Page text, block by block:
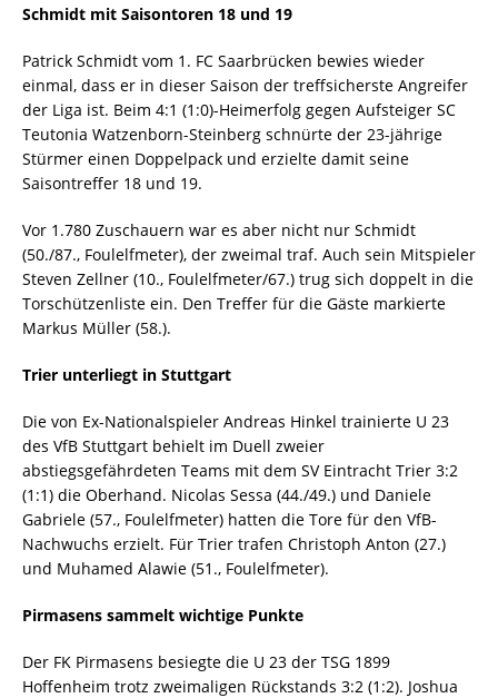
Schmidt mit Saisontoren 18 und 19
Patrick Schmidt vom 1. FC Saarbrücken bewies wieder
einmal, dass er in dieser Saison der treffsicherste Angreifer
der Liga ist. Beim 4:1 (1:0)-Heimerfolg gegen Aufsteiger SC
Teutonia Watzenborn-Steinberg schnürte der 23-jährige
Stürmer einen Doppelpack und erzielte damit seine
Saisontreffer 18 und 19.
Vor 1.780 Zuschauern war es aber nicht nur Schmidt
(50./87., Foulelfmeter), der zweimal traf. Auch sein Mitspieler
Steven Zellner (10., Foulelfmeter/67.) trug sich doppelt in die
Torschützenliste ein. Den Treffer für die Gäste markierte
Markus Müller (58.).
Trier unterliegt in Stuttgart
Die von Ex-Nationalspieler Andreas Hinkel trainierte U 23
des VfB Stuttgart behielt im Duell zweier
abstiegsgefährdeten Teams mit dem SV Eintracht Trier 3:2
(1:1) die Oberhand. Nicolas Sessa (44./49.) und Daniele
Gabriele (57., Foulelfmeter) hatten die Tore für den VfB-
Nachwuchs erzielt. Für Trier trafen Christoph Anton (27.)
und Muhamed Alawie (51., Foulelfmeter).
Pirmasens sammelt wichtige Punkte
Der FK Pirmasens besiegte die U 23 der TSG 1899
Hoffenheim trotz zweimaligen Rückstands 3:2 (1:2). Joshua